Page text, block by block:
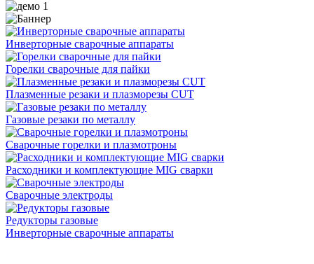
Инверторные сварочные аппараты
Горелки сварочные для пайки
Плазменные резаки и плазморезы CUT
Газовые резаки по металлу
Сварочные горелки и плазмотроны
Расходники и комплектующие MIG сварки
Сварочные электроды
Редукторы газовые
Инверторные сварочные аппараты